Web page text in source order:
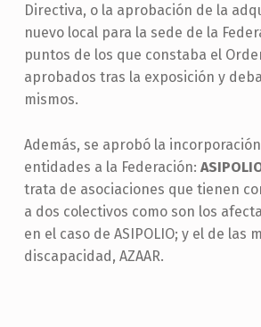
Directiva, o la aprobación de la
nuevo local para la sede de la
puntos de los que constaba el
aprobados tras la exposición y
mismos.
Además, se aprobó la
entidades a la Federación:
trata de asociaciones que tienen
a dos colectivos como son los
en el caso de ASIPOLIO; y el de las
discapacidad, AZAAR.